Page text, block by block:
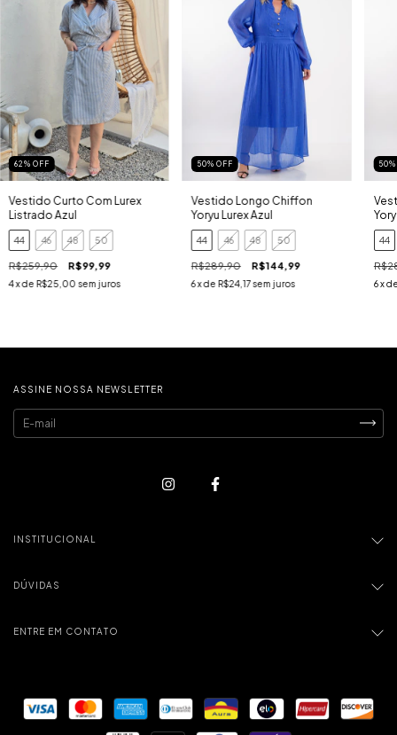
62 % OFF
Vestido Curto Com Lurex
Listrado Azul
44 46 48 50
R$259,90 R$99,99
4x de R$25,00 sem juros
50% OFF
Vestido Longo Chiffon
Yoryu Lurex Azul
44 46 48 50
R$289,90 R$144,99
6x de R$24,17sem juros
50
44
6 x
ASSINE NOSSA NEWSLETTER
INSTITUCIONAL
DÚVIDAS
ENTRE EM CONTATO